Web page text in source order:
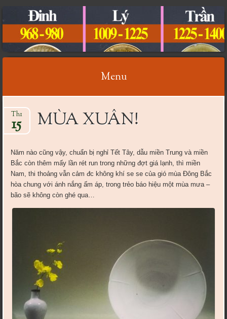
CỔ VẬT VIỆT NAM
Menu
to
content
MÙA XUÂN!
Th1
15
Năm nào cũng vậy, chuẩn bị nghỉ Tết Tây, dẫu miền Trung và miền
Bắc còn thêm mấy lần rét run trong những đợt giá lạnh, thì miền
Nam, thi thoảng vẫn cảm đc không khí se se của gió mùa Đông Bắc
hòa chung với ánh nắng ấm áp, trong trẻo báo hiệu một mùa mưa –
bão sẽ không còn ghé qua…